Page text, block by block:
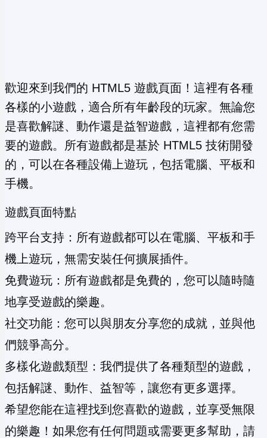
歡迎來到我們的 HTML5 遊戲頁面！這裡有各種
各樣的小遊戲，適合所有年齡段的玩家。無論您
是喜歡解謎、動作還是益智遊戲，這裡都有您需
要的遊戲。所有遊戲都是基於 HTML5 技術開發
的，可以在各種設備上遊玩，包括電腦、平板和
手機。
遊戲頁面特點
跨平台支持：所有遊戲都可以在電腦、平板和手
機上遊玩，無需安裝任何擴展插件。
免費遊玩：所有遊戲都是免費的，您可以隨時隨
地享受遊戲的樂趣。
社交功能：您可以與朋友分享您的成就，並與他
們競爭高分。
多樣化遊戲類型：我們提供了各種類型的遊戲，
包括解謎、動作、益智等，讓您有更多選擇。
希望您能在這裡找到您喜歡的遊戲，並享受無限
的樂趣！如果您有任何問題或需要更多幫助，請